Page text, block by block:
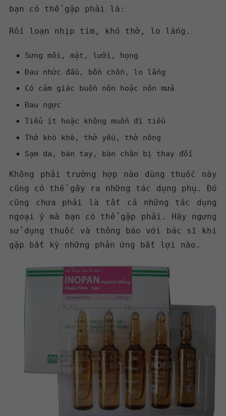
bạn có thể gặp phải là:
Rối loạn nhịp tim, khó thở, lo lắng.
Sưng môi, mặt, lưỡi, họng
Đau nhức đầu, bồn chồn, lo lắng
Có cảm giác buồn nôn hoặc nôn mửa
Đau ngực
Tiểu ít hoặc không muốn đi tiểu
Thở khò khè, thở yếu, thở nông
Sạm da, bàn tay, bàn chân bị thay đổi
Không phải trường hợp nào dùng thuốc này
cũng có thể gây ra những tác dụng phụ. Đó
cũng chưa phải là tất cả những tác dụng
ngoại ý mà bạn có thể gặp phải. Hãy ngưng
sử dụng thuốc và thông báo với bác sĩ khi
gặp bất kỳ những phản ứng bất lợi nào.